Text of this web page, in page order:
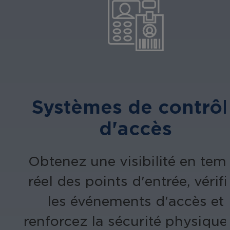
Systèmes de
d'accès
Obtenez une visibilité en
réel des points d'entrée,
les événements d'accès et
renforcez la sécurité physique